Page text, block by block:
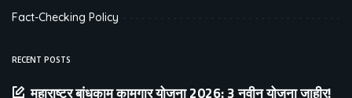
Fact-Checking Policy
RECENT POSTS
महाराष्ट्र बांधकाम कामगार योजना 2026: 3 नवीन योजना जाहीर!